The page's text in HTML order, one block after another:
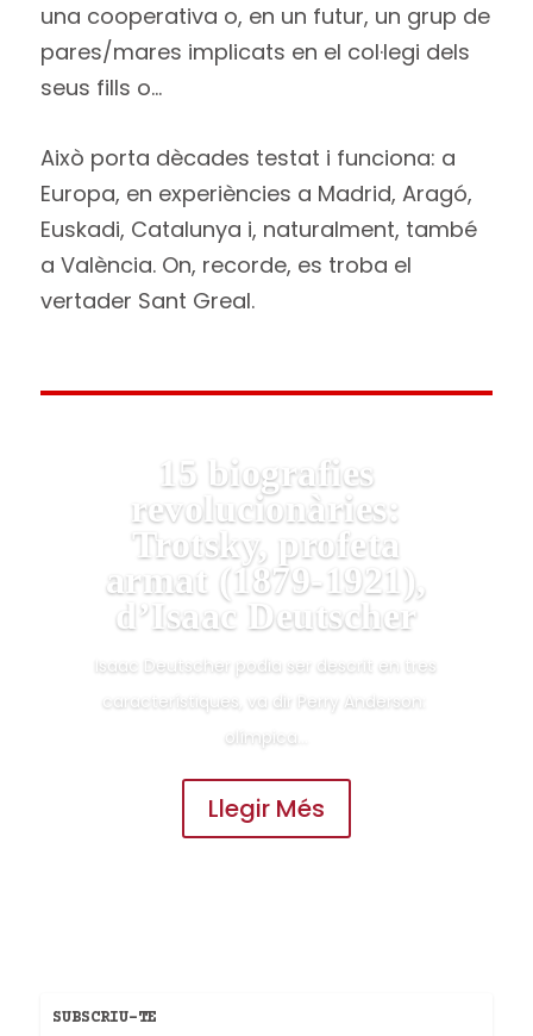
una cooperativa o, en un futur, un grup de
pares/mares implicats en el col·legi dels
seus fills o…
Això porta dècades testat i funciona: a
Europa, en experiències a Madrid, Aragó,
Euskadi, Catalunya i, naturalment, també
a València. On, recorde, es troba el
vertader Sant Greal.
15 biografies
revolucionàries:
Trotsky, profeta
armat (1879-1921),
d’Isaac Deutscher
Isaac Deutscher podia ser descrit en tres
característiques, va dir Perry Anderson: ​​
olímpica...
Llegir Més
SUBSCRIU-TE